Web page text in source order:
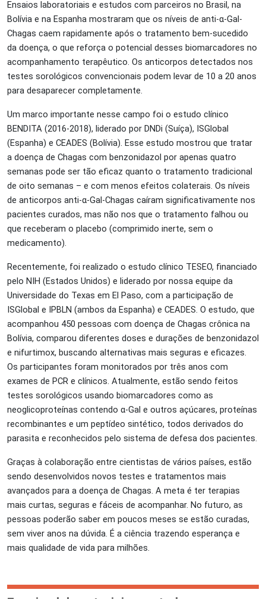
Ensaios laboratoriais e estudos com parceiros no Brasil, na
Bolívia e na Espanha mostraram que os níveis de anti-α-Gal-
Chagas caem rapidamente após o tratamento bem-sucedido
da doença, o que reforça o potencial desses biomarcadores no
acompanhamento terapêutico. Os anticorpos detectados nos
testes sorológicos convencionais podem levar de 10 a 20 anos
para desaparecer completamente.
Um marco importante nesse campo foi o estudo clínico
BENDITA (2016-2018), liderado por DNDi (Suíça), ISGlobal
(Espanha) e CEADES (Bolívia). Esse estudo mostrou que tratar
a doença de Chagas com benzonidazol por apenas quatro
semanas pode ser tão eficaz quanto o tratamento tradicional
de oito semanas – e com menos efeitos colaterais. Os níveis
de anticorpos anti-α-Gal-Chagas caíram significativamente nos
pacientes curados, mas não nos que o tratamento falhou ou
que receberam o placebo (comprimido inerte, sem o
medicamento).
Recentemente, foi realizado o estudo clínico TESEO, financiado
pelo NIH (Estados Unidos) e liderado por nossa equipe da
Universidade do Texas em El Paso, com a participação de
ISGlobal e IPBLN (ambos da Espanha) e CEADES. O estudo, que
acompanhou 450 pessoas com doença de Chagas crônica na
Bolívia, comparou diferentes doses e durações de benzonidazol
e nifurtimox, buscando alternativas mais seguras e eficazes.
Os participantes foram monitorados por três anos com
exames de PCR e clínicos. Atualmente, estão sendo feitos
testes sorológicos usando biomarcadores como as
neoglicoproteínas contendo α-Gal e outros açúcares, proteínas
recombinantes e um peptídeo sintético, todos derivados do
parasita e reconhecidos pelo sistema de defesa dos pacientes.
Graças à colaboração entre cientistas de vários países, estão
sendo desenvolvidos novos testes e tratamentos mais
avançados para a doença de Chagas. A meta é ter terapias
mais curtas, seguras e fáceis de acompanhar. No futuro, as
pessoas poderão saber em poucos meses se estão curadas,
sem viver anos na dúvida. É a ciência trazendo esperança e
mais qualidade de vida para milhões.